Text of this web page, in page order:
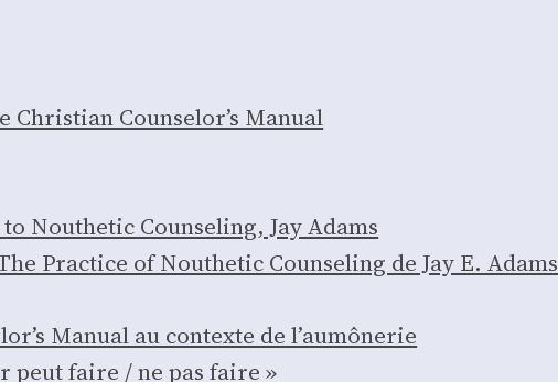
Chris­tian Coun­se­lor’s Manual
Nou­the­tic Coun­se­ling, Jay Adams
Prac­tice of Nou­the­tic Coun­se­ling de Jay E. Adams
Manual au contexte de l’au­mô­ne­rie
peut faire / ne pas faire »